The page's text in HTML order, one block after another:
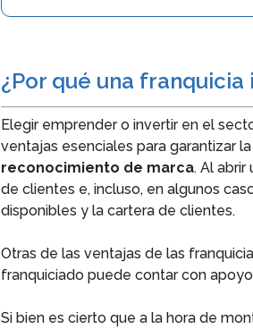
¿Por qué una
Elegir emprender o invertir en el
ventajas esenciales para garantizar
reconocimiento de marca. Al
de clientes e, incluso, en algunos
disponibles y la cartera de clientes.
Otras de las ventajas de las
franquiciado puede contar con
Si bien es cierto que a la hora de